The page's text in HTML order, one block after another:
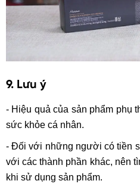
9. Lưu ý
- Hiệu quả của sản phẩm phụ
sức khỏe cá nhân.
-Đối với những người có tiền
với các thành phần khác, nên
khi sử dụng sản phẩm.